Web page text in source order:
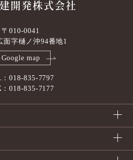
開発株式会社
〒010-0041
面字樋ノ沖94番地1
Google map
018-835-7797
018-835-7177